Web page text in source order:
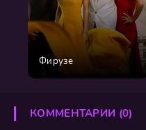
Фирузе
КОММЕНТАРИИ (0)